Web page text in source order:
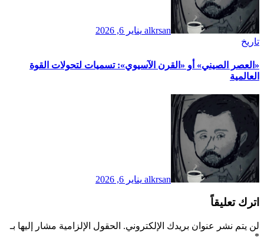
alkrsan يناير 6, 2026
تاريخ
​«العصر الصيني» أو «القرن الآسيوي»: تسميات لتحولات القوة
العالمية
alkrsan يناير 6, 2026
اترك تعليقاً
لن يتم نشر عنوان بريدك الإلكتروني. الحقول الإلزامية مشار إليها بـ
*